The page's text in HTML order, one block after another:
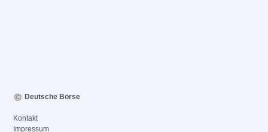
Deutsche Börse
Kontakt
Impressum